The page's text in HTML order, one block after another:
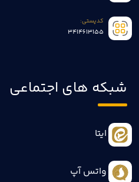
کدپستی:
3414613155
شبکه های اجتماعی
ایتا
واتس آپ